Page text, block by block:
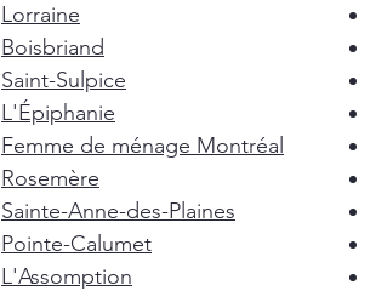
Lorraine
Boisbriand
Saint-Sulpice
L'Épiphanie
Femme de ménage Montréal
Rosemère
Sainte-Anne-des-Plaines
Pointe-Calumet
L'Assomption